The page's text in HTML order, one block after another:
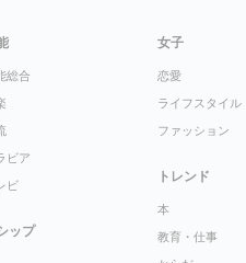
総合
ビア
ビ
ップ
女子
恋愛
ライフスタイル
ファッション
トレンド
本
教育・仕事